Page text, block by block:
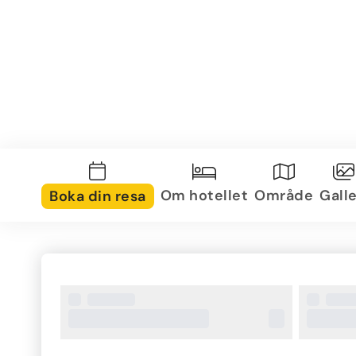
Boka din resa Om hotellet Område